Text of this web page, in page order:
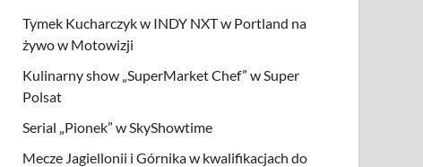
Tymek Kucharczyk w INDY NXT w Portland na
żywo w Motowizji
Kulinarny show „SuperMarket Chef” w Super
Polsat
Serial „Pionek” w SkyShowtime
Mecze Jagiellonii i Górnika w kwalifikacjach do